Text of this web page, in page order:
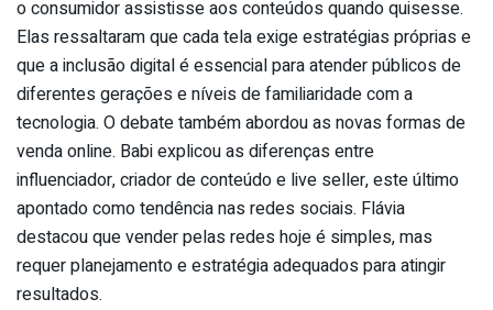
o consumidor assistisse aos conteúdos quando quisesse.
Elas ressaltaram que cada tela exige estratégias próprias e
que a inclusão digital é essencial para atender públicos de
diferentes gerações e níveis de familiaridade com a
tecnologia. O debate também abordou as novas formas de
venda online. Babi explicou as diferenças entre
influenciador, criador de conteúdo e live seller, este último
apontado como tendência nas redes sociais. Flávia
destacou que vender pelas redes hoje é simples, mas
requer planejamento e estratégia adequados para atingir
resultados.